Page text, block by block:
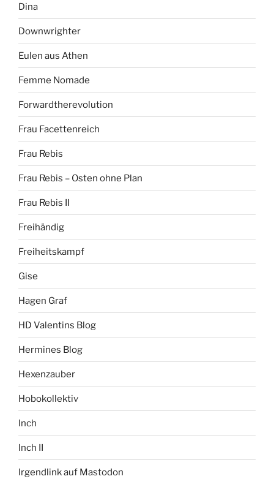
Dina
Downwrighter
Eulen aus Athen
Femme Nomade
Forwardtherevolution
Frau Facettenreich
Frau Rebis
Frau Rebis – Osten ohne Plan
Frau Rebis II
Freihändig
Freiheitskampf
Gise
Hagen Graf
HD Valentins Blog
Hermines Blog
Hexenzauber
Hobokollektiv
Inch
Inch II
Irgendlink auf Mastodon